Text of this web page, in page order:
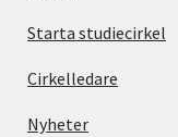
Starta studiecirkel
Cirkelledare
Nyheter